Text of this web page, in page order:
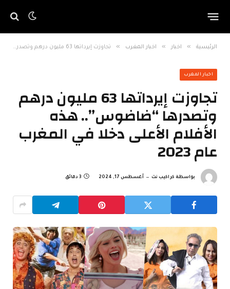
الرئيسية » اخبار » اخبار المغرب » تجاوزت إيرداتها 63 مليون درهم وتصدرها “ضاضوس”.. هذه الأفلام الأعلى دخلا في المغرب عام 2023
اخبار المغرب
تجاوزت إيرداتها 63 مليون درهم
وتصدرها “ضاضوس”.. هذه
الأفلام الأعلى دخلا في المغرب
عام 2023
بواسطة كراكيب نت أغسطس 17, 2024 3 دقائق